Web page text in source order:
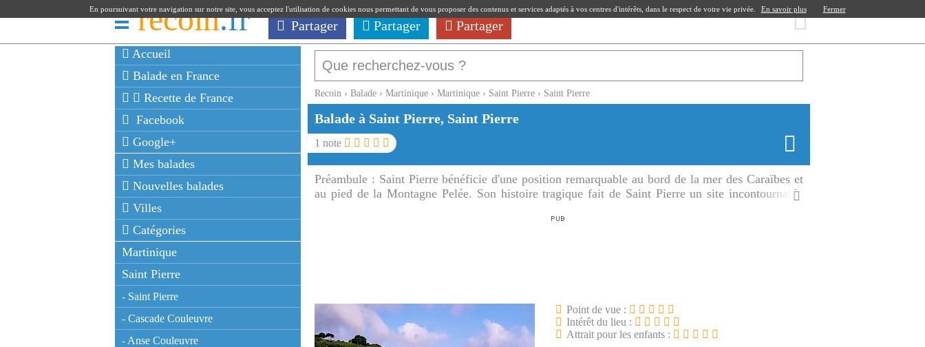
recoin.fr Partager Partager Partager
Accueil
Balade en France
Recette de France
Facebook
Google+
Mes balades
Nouvelles balades
Villes
Catégories
Martinique
Saint Pierre
- Saint Pierre
- Cascade Couleuvre
- Anse Couleuvre
Recoin › Balade › Martinique › Martinique › Saint Pierre › Saint Pierre
Balade à Saint Pierre, Saint Pierre
1 note
Préambule : Saint Pierre bénéficie d'une position remarquable au bord de la mer des Caraïbes et
au pied de la Montagne Pelée. Son histoire tragique fait de Saint Pierre un site incontournable
Point de vue :
Intérêt du lieu :
Attrait pour les enfants :
En poursuivant votre navigation sur notre site, vous acceptez l'utilisation de cookies nous permettant de vous proposer des contenus et services adaptés à vos centres d'intérêts, dans le respect de votre vie privée. En savoir plus Fermer